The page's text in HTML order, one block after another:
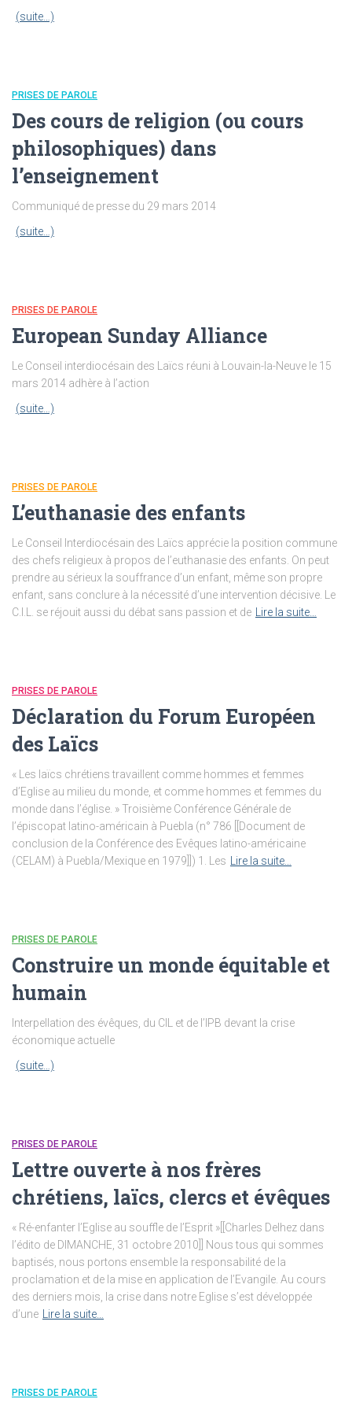
(suite…)
PRISES DE PAROLE
Des cours de religion (ou cours
philosophiques) dans
l’enseignement
Communiqué de presse du 29 mars 2014
(suite…)
PRISES DE PAROLE
European Sunday Alliance
Le Conseil interdiocésain des Laïcs réuni à Louvain-la-Neuve le 15
mars 2014 adhère à l’action
(suite…)
PRISES DE PAROLE
L’euthanasie des enfants
Le Conseil Interdiocésain des Laïcs apprécie la position commune
des chefs religieux à propos de l’euthanasie des enfants. On peut
prendre au sérieux la souffrance d’un enfant, même son propre
enfant, sans conclure à la nécessité d’une intervention décisive. Le
C.I.L. se réjouit aussi du débat sans passion et de
Lire la suite…
PRISES DE PAROLE
Déclaration du Forum Européen
des Laïcs
« Les laïcs chrétiens travaillent comme hommes et femmes
d’Eglise au milieu du monde, et comme hommes et femmes du
monde dans l’église. » Troisième Conférence Générale de
l’épiscopat latino-américain à Puebla (n° 786 [[Document de
conclusion de la Conférence des Evêques latino-américaine
(CELAM) à Puebla/Mexique en 1979]]) 1. Les
Lire la suite…
PRISES DE PAROLE
Construire un monde équitable et
humain
Interpellation des évêques, du CIL et de l’IPB devant la crise
économique actuelle
(suite…)
PRISES DE PAROLE
Lettre ouverte à nos frères
chrétiens, laïcs, clercs et évêques
« Ré-enfanter l’Eglise au souffle de l’Esprit »[[Charles Delhez dans
l’édito de DIMANCHE, 31 octobre 2010]] Nous tous qui sommes
baptisés, nous portons ensemble la responsabilité de la
proclamation et de la mise en application de l’Evangile. Au cours
des derniers mois, la crise dans notre Eglise s’est développée
d’une
Lire la suite…
PRISES DE PAROLE